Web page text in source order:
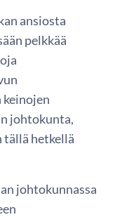
ansiosta
pelkkää
keinojen
johtokunta,
tällä hetkellä
johtokunnassa